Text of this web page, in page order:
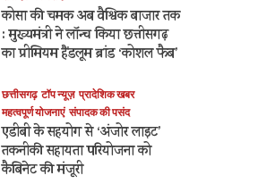
कोसा की चमक अब वैश्विक बाजार तक
: मुख्यमंत्री ने लॉन्च किया छत्तीसगढ़
का प्रीमियम हैंडलूम ब्रांड ‘कोशल फैब’
छत्तीसगढ़ टॉप न्यूज़ प्रादेशिक खबर
महत्वपूर्ण योजनाएं संपादक की पसंद
एडीबी के सहयोग से ‘अंजोर लाइट’
तकनीकी सहायता परियोजना को
कैबिनेट की मंजूरी